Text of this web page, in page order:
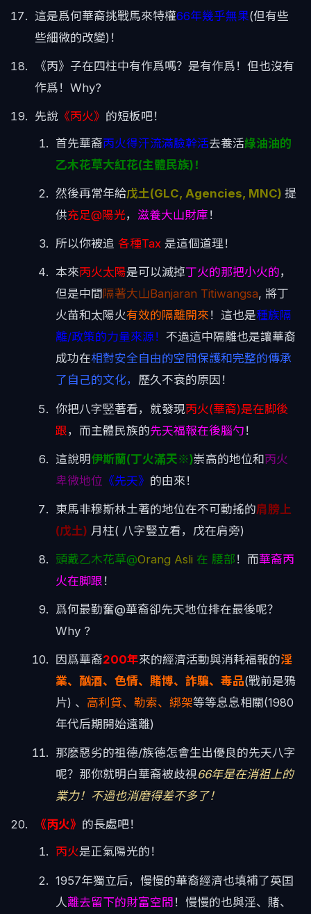
這是爲何華裔挑戰馬來特權66年幾乎無果(但有些
些細微的改變)！
《丙》子在四柱中有作爲嗎？是有作爲！但也沒有
作爲！Why?
先說 《丙火》 的短板吧！
首先華裔丙火得汗流滿臉幹活去養活綠油油的
乙木花草大紅花(主體民族)！
然後再常年給戊土(GLC, Agencies, MNC) 提
供充足@陽光，滋養大山財庫 ！
所以你被追 各種Tax 是這個道理！
本來丙火太陽是可以滅掉丁火的那把小火的，
但是中間 隔著大山Banjaran Titiwangsa, 將丁
火苗和太陽火有效的隔離開來 ！這也是種族隔
離/政策的力量來源！不過這中隔離也是讓華裔
成功在相對安全自由的空間保護和完整的傳承
了自己的文化， 歷久不衰的原因！
你把八字竪著看，就發現丙火(華裔)是在脚後
跟，而主體民族的先天福報在後腦勺 ！
這說明伊斯蘭(丁火滿天※)崇高的地位和丙火
卑微地位 《先天》 的由來！
東馬非穆斯林土著的地位在不可動搖的肩膀上
(戊土) 月柱( 八字豎立看，戊在肩旁)
頭戴乙木花草@Orang Asli 在 腰部 ！而華裔丙
火在脚跟 ！
爲何最勤奮@華裔卻先天地位排在最後呢？
Why ?
因爲華裔200年來的經濟活動與消耗福報的淫
業、酗酒、色情、賭博、詐騙、毒品(戰前是鴉
片) 、 高利貸、勒索、綁架等等息息相關(1980
年代后期開始遠離)
那麽惡劣的祖德/族德怎會生出優良的先天八字
呢？那你就明白華裔被歧視66年是在消祖上的
業力！不過也消磨得差不多了！
《丙火》 的長處吧！
丙火是正氣陽光的！
1957年獨立后，慢慢的華裔經濟也填補了英囯
人 離去留下的財富空間 ！慢慢的也與淫、賭、